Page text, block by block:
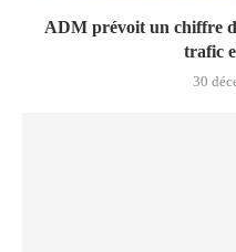
ADM prévoit un chiffre
trafic
30